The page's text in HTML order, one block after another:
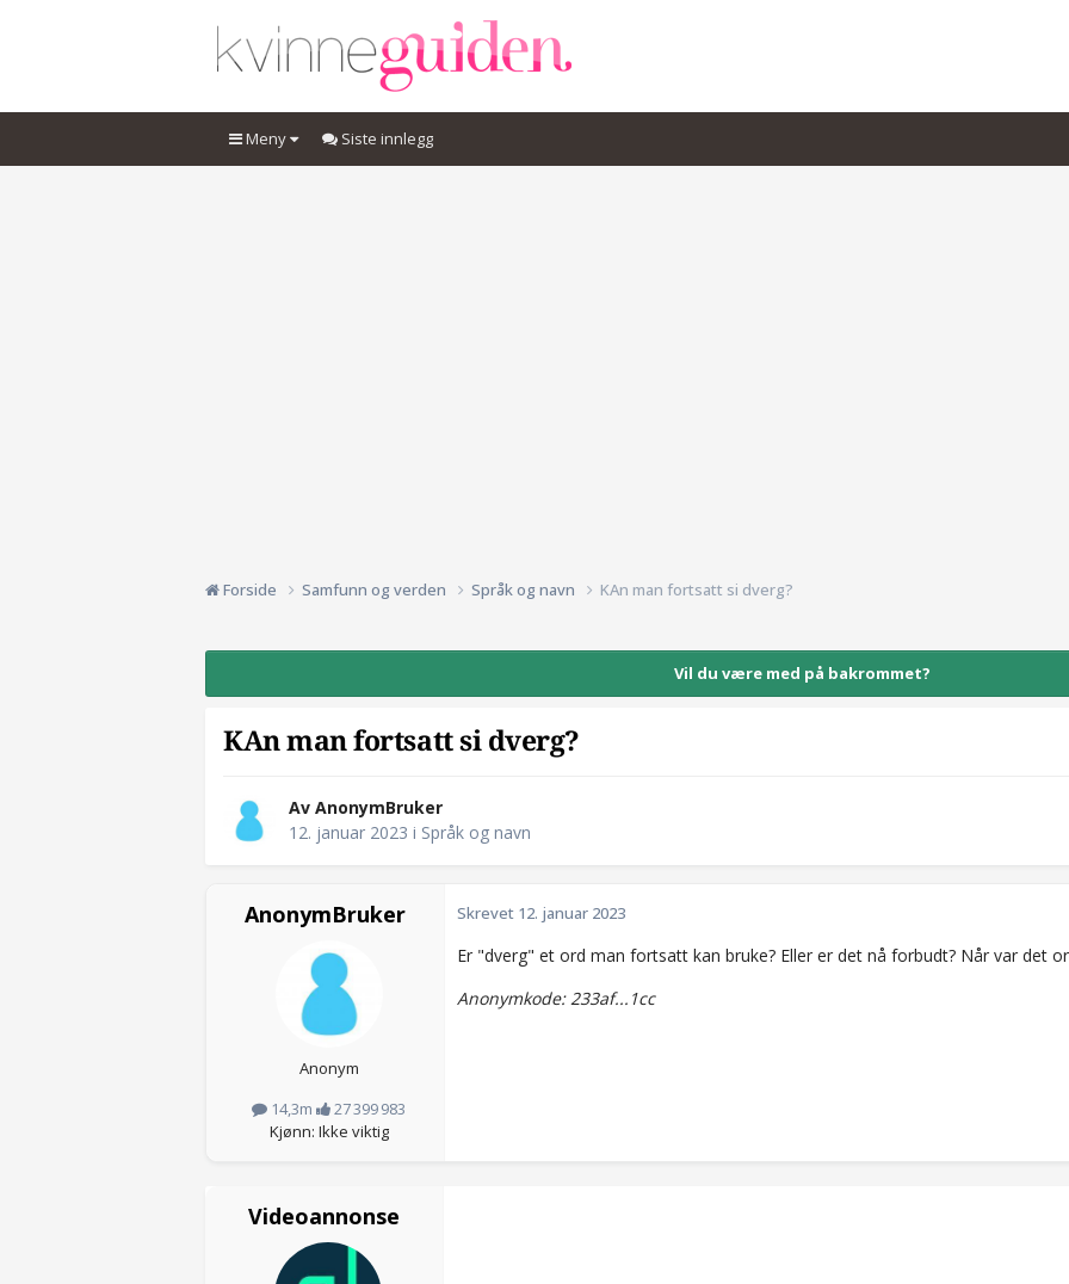
Meny Siste innlegg
Forside Samfunn og verden Språk og navn KAn man fortsatt si dverg?
Vil du være med på bakrommet?
KAn man fortsatt si dverg?
Av AnonymBruker
12. januar 2023 i Språk og navn
AnonymBruker
Anonym
14,3m
27 399 983
Kjønn: Ikke viktig
Skrevet 12. januar 2023
Er "dverg" et ord man fortsatt kan bruke? Eller er det nå forbudt? Når var det
Anonymkode: 233af...1cc
Videoannonse